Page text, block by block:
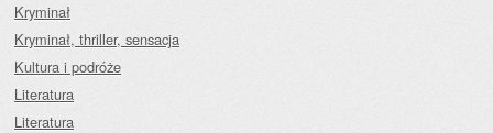
Kryminał
Kryminał, thriller, sensacja
Kultura i podróże
Literatura
Literatura